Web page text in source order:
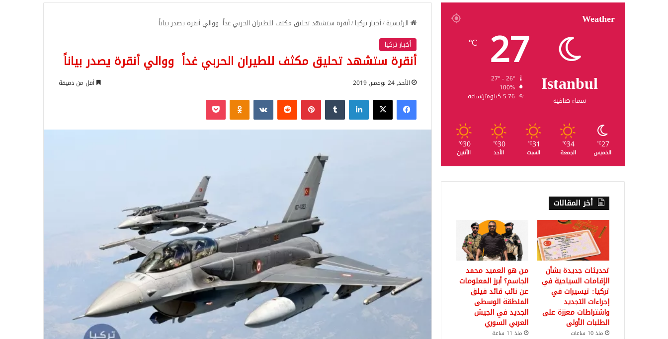
الرئيسية/أخبار تركيا/أنقرة ستشهد تحليق مكثف للطيران الحربي غداً ووالي أنقرة يصدر بياناً
أخبار تركيا
أنقرة ستشهد تحليق مكثف للطيران الحربي غداً ووالي أنقرة يصدر بياناً
الأحد, 24 نوفمبر, 2019 أقل من دقيقة
فيسبوك‫X لينكدإن بينتيريست Odnoklassniki
‫Pocket
Weather
Istanbul
سماء صافية
27
℃
100%
5.76 كيلومتر/ساعة
27
℃
الخميس
34
℃
الجمعة
31
℃
السبت
30
℃
الأحد
30
℃
الأثنين
أخر المقالات
تحديثات جديدة بشأن
الإقامات السياحية في
تركيا: تيسيرات في
إجراءات التجديد
واشتراطات معززة على
الطلبات الأولى
منذ 10 ساعات
من هو العميد محمد
الجاسم؟ أبرز المعلومات
عن نائب قائد فيلق
المنطقة الوسطى
الجديد في الجيش
العربي السوري
منذ 11 ساعة